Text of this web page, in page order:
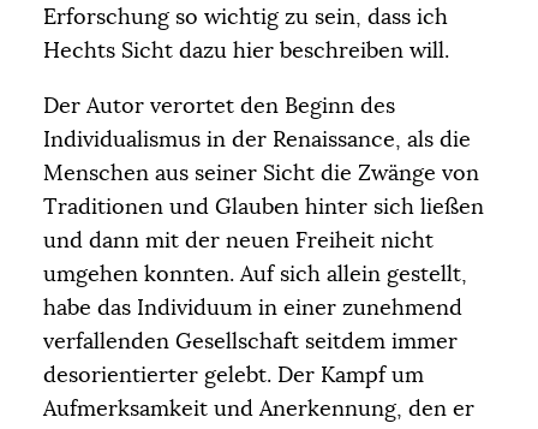
Erforschung so wichtig zu sein, dass ich
Hechts Sicht dazu hier beschreiben will.
Der Autor verortet den Beginn des
Individualismus in der Renaissance, als die
Menschen aus seiner Sicht die Zwänge von
Traditionen und Glauben hinter sich ließen
und dann mit der neuen Freiheit nicht
umgehen konnten. Auf sich allein gestellt,
habe das Individuum in einer zunehmend
verfallenden Gesellschaft seitdem immer
desorientierter gelebt. Der Kampf um
Aufmerksamkeit und Anerkennung, den er